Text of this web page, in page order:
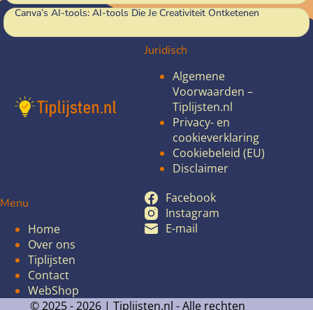
Canva’s AI-tools: AI-tools Die Je Creativiteit Ontketenen
Juridisch
Algemene
Voorwaarden –
Tiplijsten.nl
Privacy- en
cookieverklaring
Cookiebeleid (EU)
Disclaimer
Menu
Home
Over ons
Tiplijsten
Contact
WebShop
Facebook
Instagram
E-mail
© 2025 - 2026 |Tiplijsten.nl - Alle rechten